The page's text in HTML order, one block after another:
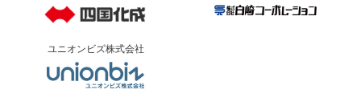
ユニオンビズ株式会社